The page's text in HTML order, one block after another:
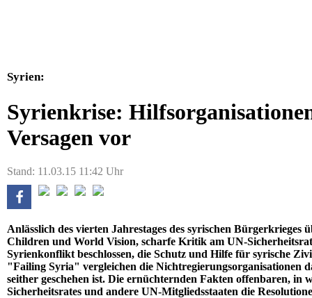
Syrien:
Syrienkrise:
Versagen vor
Stand: 11.03.15 11:42 Uhr
Anlässlich des vierten Jahrestages des syrischen
Children und World Vision, scharfe Kritik am UN-
Syrienkonflikt beschlossen, die Schutz und Hilfe für syrische
"Failing Syria" vergleichen die Nichtregierungsorganisationen
seither geschehen ist. Die ernüchternden Fakten offenbaren,
Sicherheitsrates und andere UN-Mitgliedsstaaten die